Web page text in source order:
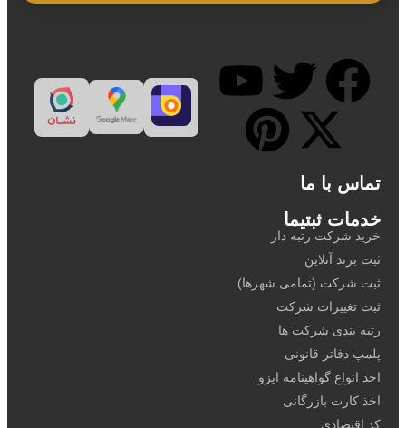
تماس با ما
خدمات ثبتیما
خرید شرکت رتبه دار
ثبت برند آنلاین
ثبت شرکت (تمامی شهرها)
ثبت تغییرات شرکت
رتبه بندی شرکت ها
پلمپ دفاتر قانونی
اخذ انواع گواهینامه ایزو
اخذ کارت بازرگانی
کد اقتصادی